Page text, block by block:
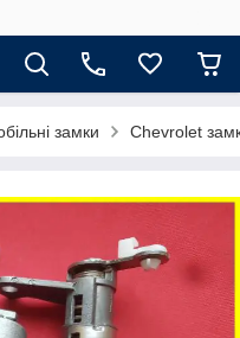
замки Chevrolet